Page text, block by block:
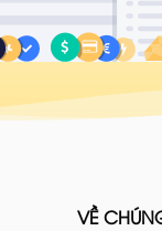
VỀ